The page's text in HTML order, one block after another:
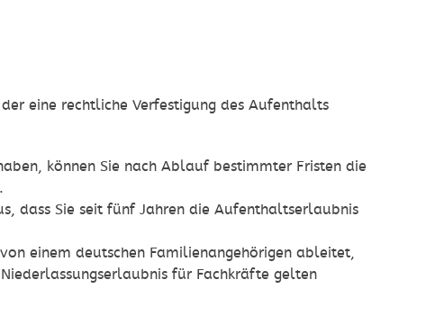
eine rechtliche Verfestigung des Aufenthalts
können Sie nach Ablauf bestimmter Fristen die
dass Sie seit fünf Jahren die Aufenthaltserlaubnis
einem deutschen Familienangehörigen ableitet,
für Fachkräfte gelten